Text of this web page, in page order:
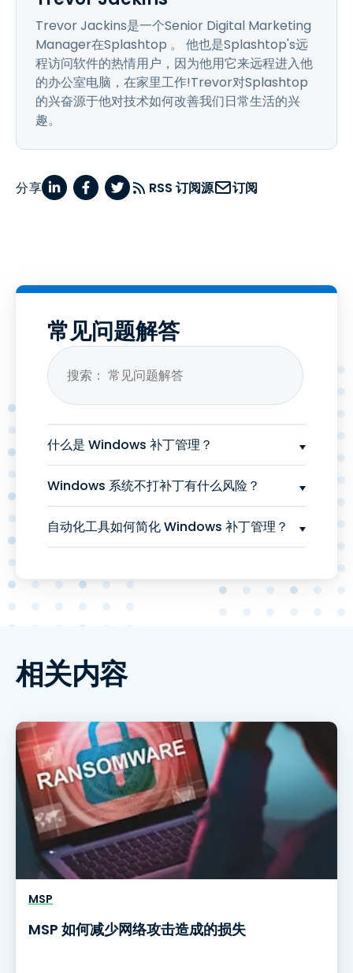
Trevor Jackins是一个Senior Digital Marketing
Manager在Splashtop 。 他也是Splashtop's远
程访问软件的热情用户，因为他用它来远程进入他
的办公室电脑，在家里工作!Trevor对Splashtop
的兴奋源于他对技术如何改善我们日常生活的兴
趣。
分享 RSS 订阅源 订阅
常见问题解答
什么是 Windows 补丁管理？
Windows 系统不打补丁有什么风险？
自动化工具如何简化 Windows 补丁管理？
相关内容
MSP
MSP 如何减少网络攻击造成的损失